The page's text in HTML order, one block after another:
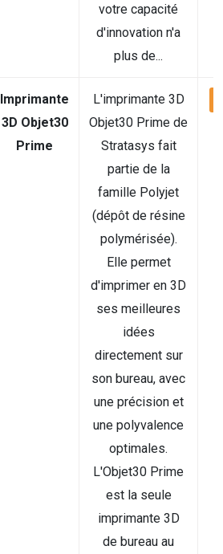
votre capacité
d'innovation n'a
plus de...
Imprimante
3D Objet30
Prime
L'imprimante 3D
Objet30 Prime de
Stratasys fait
partie de la
famille Polyjet
(dépôt de résine
polymérisée).
Elle permet
d'imprimer en 3D
ses meilleures
idées
directement sur
son bureau, avec
une précision et
une polyvalence
optimales.
L'Objet30 Prime
est la seule
imprimante 3D
de bureau au